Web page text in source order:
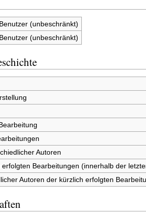
(unbeschränkt)
(unbeschränkt)
Autoren
Bearbeitungen (innerhalb der
Autoren der kürzlich erfolgten